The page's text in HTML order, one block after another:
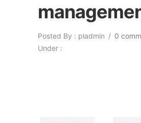
Posted By : pladmin / 0
Under :